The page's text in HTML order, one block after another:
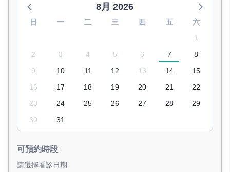
8月 2026
日 一 二 三 四 五
六
1
2
3 4 5 6 7
8
9
10 11 12 13 14
15
16
17 18 19 20 21
22
23
24 25 26 27 28
29
30
31
可預約時段
請選擇看診日期